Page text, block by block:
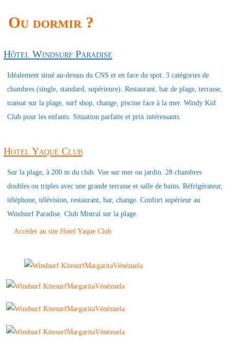
Ou dormir ?
Hôtel Windsurf Paradise
Idéalement situé au-dessus du CNS et en face du spot. 3 catégories de
chambres (single, standard, supérieure). Restaurant, bar de plage, terrasse,
transat sur la plage, surf shop, change, piscine face à la mer. Windy Kid
Club pour les enfants. Situation parfaite et prix intéressants.
Hotel Yaque Club
Sur la plage, à 200 m du club. Vue sur mer ou jardin. 28 chambres
doubles ou triples avec une grande terrasse et salle de bains. Réfrigérateur,
téléphone, télévision, restaurant, bar, change. Confort supérieur au
Windsurf Paradise. Club Mistral sur la plage.
Accéder au site Hotel Yaque Club